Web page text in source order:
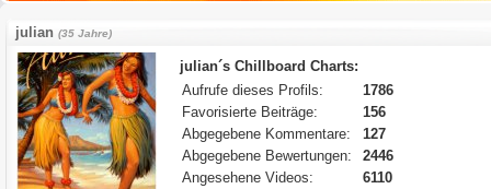
julian(35 Jahre)
julian´s Chillboard Charts:
Aufrufe dieses Profils:
1786
Favorisierte Beiträge:
156
Abgegebene Kommentare:
127
Abgegebene Bewertungen:
2446
Angesehene Videos:
6110